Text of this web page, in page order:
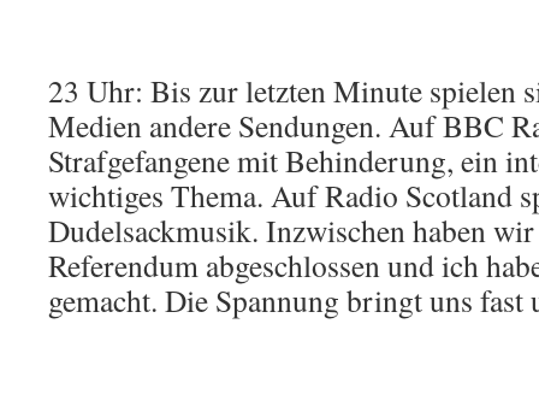
23 Uhr: Bis zur letzten Minute spielen
Medien andere Sendungen. Auf BBC
Strafgefangene mit Behinderung, ein
wichtiges Thema. Auf Radio Scotland
Dudelsackmusik. Inzwischen haben
Referendum abgeschlossen und ich
gemacht. Die Spannung bringt uns fast